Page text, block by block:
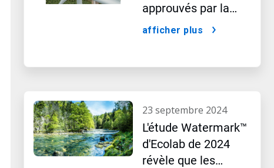
approuvés par la
Science Based
afficher plus
23 septembre 2024
L'étude Watermark™​​​​​​​
d'Ecolab de 2024
révèle que les